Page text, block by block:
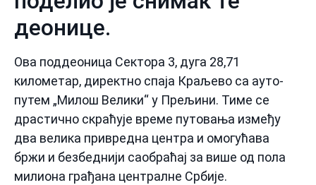
деонице.
Ова поддеоница Сектора 3, дуга 28,71
километар, директно спаја Краљево са ауто-
путем „Милош Велики“ у Прељини. Тиме се
драстично скраћује време путовања између
два велика привредна центра и омогућава
бржи и безбеднији саобраћај за више од пола
милиона грађана централне Србије.